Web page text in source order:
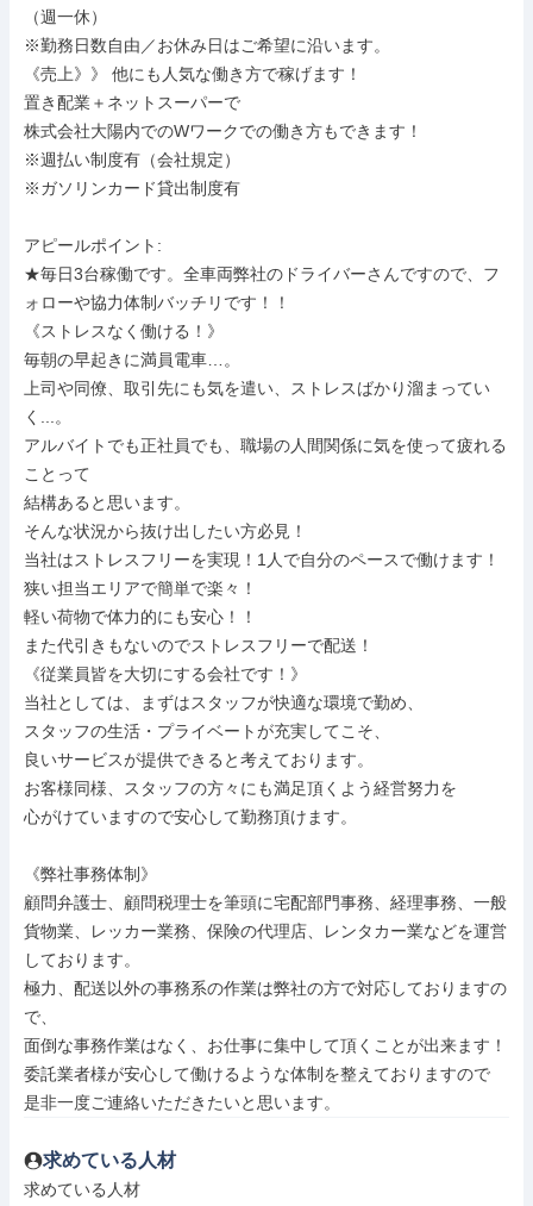
（週一休）
※勤務日数自由／お休み日はご希望に沿います。
《売上》》 他にも人気な働き方で稼げます！
置き配業＋ネットスーパーで
株式会社大陽内でのWワークでの働き方もできます！
※週払い制度有（会社規定）
※ガソリンカード貸出制度有
アピールポイント:
★毎日3台稼働です。全車両弊社のドライバーさんですので、フ
ォローや協力体制バッチリです！！
《ストレスなく働ける！》
毎朝の早起きに満員電車…。
上司や同僚、取引先にも気を遣い、ストレスばかり溜まってい
く...。
アルバイトでも正社員でも、職場の人間関係に気を使って疲れる
ことって
結構あると思います。
そんな状況から抜け出したい方必見！
当社はストレスフリーを実現！1人で自分のペースで働けます！
狭い担当エリアで簡単で楽々！
軽い荷物で体力的にも安心！！
また代引きもないのでストレスフリーで配送！
《従業員皆を大切にする会社です！》
当社としては、まずはスタッフが快適な環境で勤め、
スタッフの生活・プライベートが充実してこそ、
良いサービスが提供できると考えております。
お客様同様、スタッフの方々にも満足頂くよう経営努力を
心がけていますので安心して勤務頂けます。
《弊社事務体制》
顧問弁護士、顧問税理士を筆頭に宅配部門事務、経理事務、一般
貨物業、レッカー業務、保険の代理店、レンタカー業などを運営
しております。
極力、配送以外の事務系の作業は弊社の方で対応しておりますの
で、
面倒な事務作業はなく、お仕事に集中して頂くことが出来ます！
委託業者様が安心して働けるような体制を整えておりますので
是非一度ご連絡いただきたいと思います。
求めている人材
求めている人材